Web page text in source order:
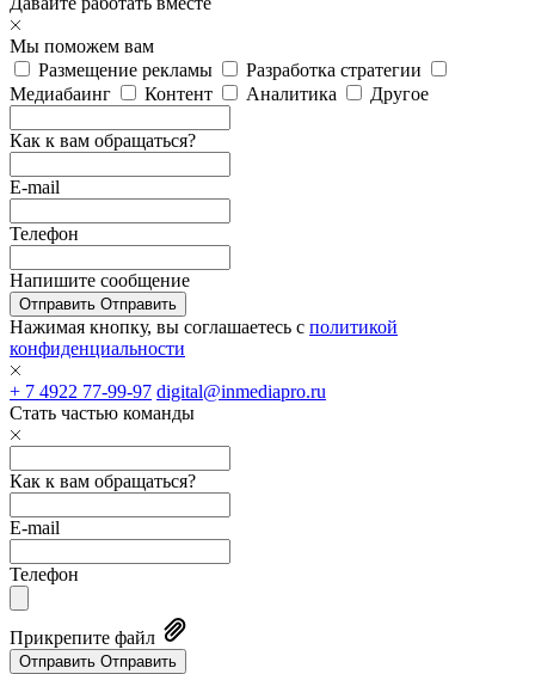
Мы поможем вам
Размещение рекламы
Разработка стратегии
Медиабаинг
Контент Аналитика Другое
Как к вам обращаться?
E-mail
Телефон
Напишите сообщение
Отправить Отправить
Нажимая кнопку, вы соглашаетесь с политикой
конфиденциальности
+ 7 4922 77-99-97 digital@inmediapro.ru
Стать частью команды
Как к вам обращаться?
E-mail
Телефон
Прикрепите файл
Отправить Отправить